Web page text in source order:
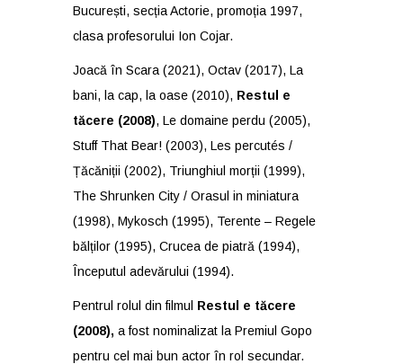
București, secția Actorie, promoția 1997,
clasa profesorului Ion Cojar.
Joacă în Scara (2021), Octav (2017), La
bani, la cap, la oase (2010), Restul e
tăcere (2008), Le domaine perdu (2005),
Stuff That Bear! (2003), Les percutés /
Țăcăniții (2002), Triunghiul morții (1999),
The Shrunken City / Orasul in miniatura
(1998), Mykosch (1995), Terente – Regele
bălților (1995), Crucea de piatră (1994),
Începutul adevărului (1994).
Pentrul rolul din filmul Restul e tăcere
(2008), a fost nominalizat la Premiul Gopo
pentru cel mai bun actor în rol secundar.